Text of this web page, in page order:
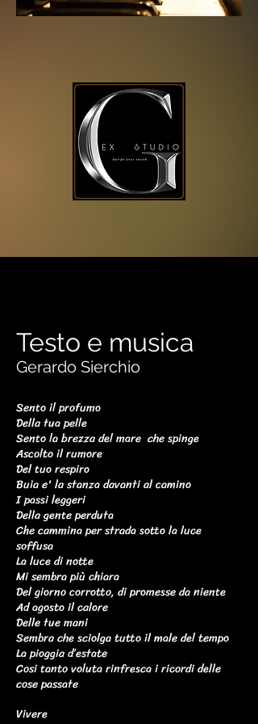
Testo e musica
Gerardo Sierchio
Sento il profumo
Della tua pelle
Sento la brezza del mare che spinge
Ascolto il rumore
Del tuo respiro
Buia e' la stanza davanti al camino
I passi leggeri
Della gente perduta
Che cammina per strada sotto la luce
soffusa
La luce di notte
Mi sembra più chiara
Del giorno corrotto, di promesse da niente
Ad agosto il calore
Delle tue mani
Sembra che sciolga tutto il male del tempo
La pioggia d’estate
Cosi tanto voluta rinfresca i ricordi delle
cose passate
Vivere